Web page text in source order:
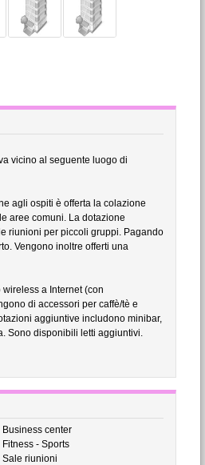
vicino al seguente luogo di
agli ospiti è offerta la colazione
aree comuni. La dotazione
riunioni per piccoli gruppi. Pagando
Vengono inoltre offerti una
a Internet (con
di accessori per caffè/tè e
aggiuntive includono minibar,
Sono disponibili letti aggiuntivi.
Business center
Fitness - Sports
Sale riunioni